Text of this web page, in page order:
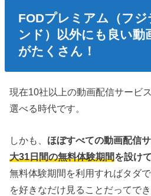
FODプレミアム（フ
ンド）以外にも良い動
がたくさん！
現在10社以上の動画配信サービ
選べる時代です。
しかも、 ほぼすべての動画配信
大31日間の無料体験期間を設け
無料体験期間を利用すればタダ
を好きなだけ見ることだってで